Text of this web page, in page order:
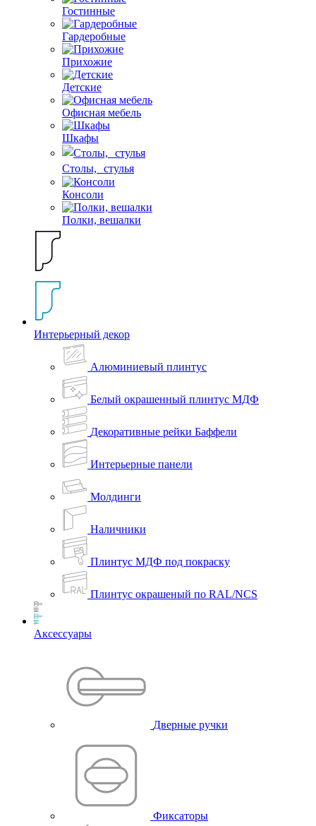
Гостинные
Гардеробные
Прихожие
Детские
Офисная мебель
Шкафы
Столы, стулья
Консоли
Полки, вешалки
Интерьерный декор
Алюминиевый плинтус
Белый окрашенный плинтус МДФ
Декоративные рейки Баффели
Интерьерные панели
Молдинги
Наличники
Плинтус МДФ под покраску
Плинтус окрашеный по RAL/NCS
Аксессуары
Дверные ручки
Фиксаторы